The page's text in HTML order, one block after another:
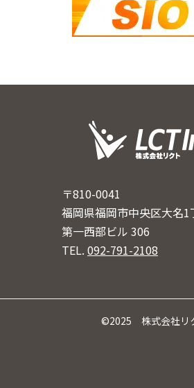
〒810-0041
福岡県福岡市中央区大名
第一西部ビル 306
TEL.092-791-2108
©2025 株式会社リ